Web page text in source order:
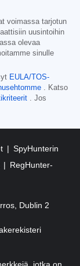
voimassa tarjotun
uusintoihin
olevaa
sinulle
EULA/TOS-
. Katso
. Jos
SpyHunterin
RegHunter-
Dublin 2